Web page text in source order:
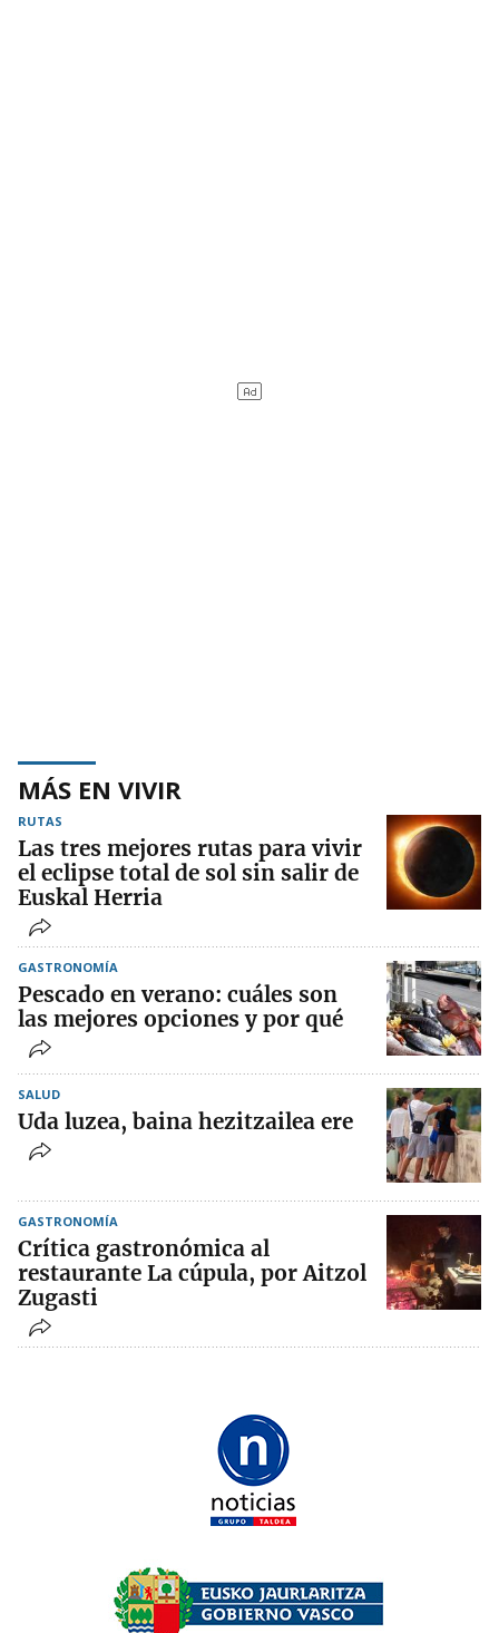
MÁS EN VIVIR
RUTAS
Las tres mejores rutas para vivir
el eclipse total de sol sin salir de
Euskal Herria
GASTRONOMÍA
Pescado en verano: cuáles son
las mejores opciones y por qué
SALUD
Uda luzea, baina hezitzailea ere
GASTRONOMÍA
Crítica gastronómica al
restaurante La cúpula, por Aitzol
Zugasti